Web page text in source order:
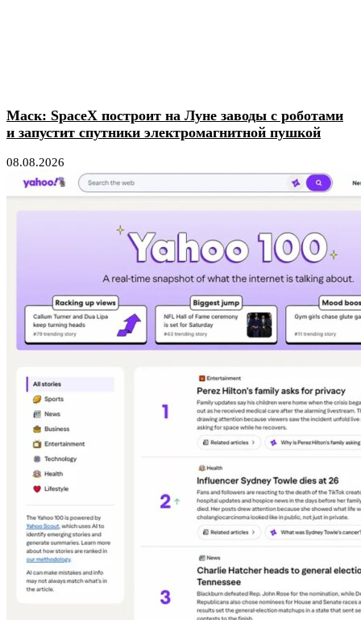
Маск: SpaceX построит на Луне заводы с роботами
и запустит спутники электромагнитной пушкой
08.08.2026